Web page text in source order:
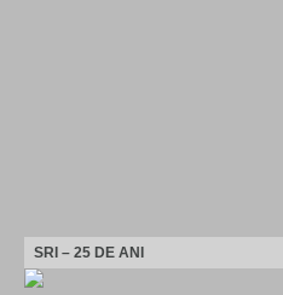
SRI – 25 DE ANI